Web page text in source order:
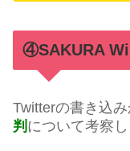
④SAKURA
Twitterの書き込み
判 について考察し